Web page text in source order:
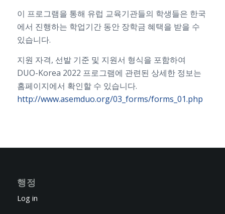
이 프로그램을 통해 유럽 교육기관들의 학생들은 한국
에서 진행하는 학업기간 동안 장학금 혜택을 받을 수
있습니다.
지원 자격, 선발 기준 및 지원서 형식을 포함하여
DUO-Korea 2022 프로그램에 관련된 상세한 정보는
홈페이지에서 확인할 수 있습니다.
http://www.asemduo.org/03_forms/forms_01.php
행정
Log in